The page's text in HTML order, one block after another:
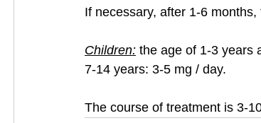
If necessary, after 1-6
Children: the age of 1-3 years
7-14 years: 3-5 mg / day.
The course of treatment is 3-